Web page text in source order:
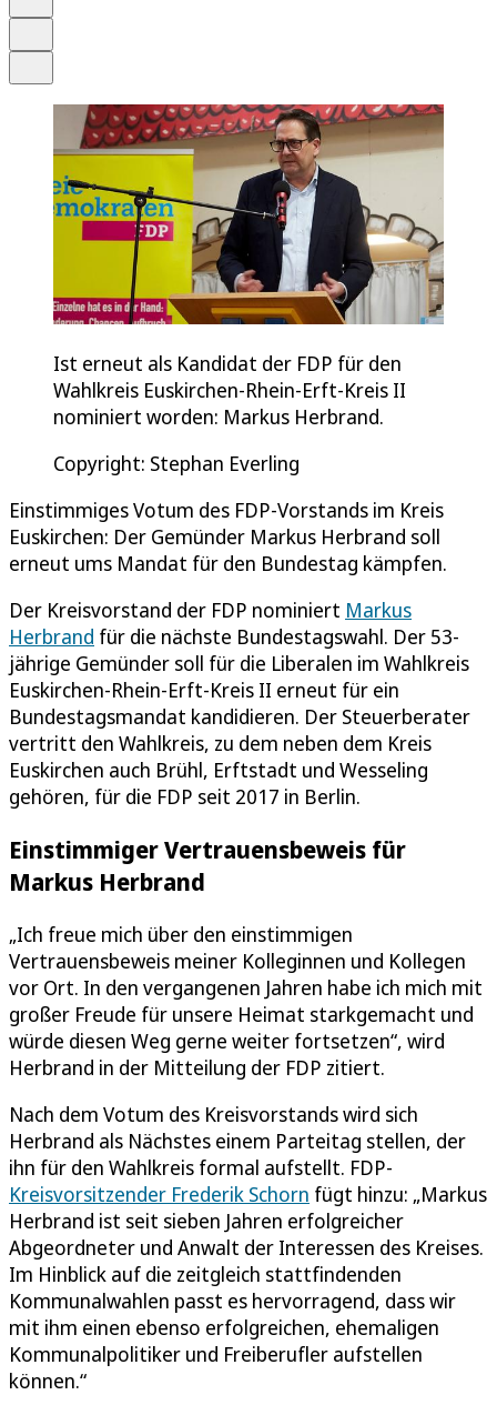
Ist erneut als Kandidat der FDP für den
Wahlkreis Euskirchen-Rhein-Erft-Kreis II
nominiert worden: Markus Herbrand.
Copyright: Stephan Everling
Einstimmiges Votum des FDP-Vorstands im Kreis
Euskirchen: Der Gemünder Markus Herbrand soll
erneut ums Mandat für den Bundestag kämpfen.
Der Kreisvorstand der FDP nominiert Markus
Herbrand für die nächste Bundestagswahl. Der 53-
jährige Gemünder soll für die Liberalen im Wahlkreis
Euskirchen-Rhein-Erft-Kreis II erneut für ein
Bundestagsmandat kandidieren. Der Steuerberater
vertritt den Wahlkreis, zu dem neben dem Kreis
Euskirchen auch Brühl, Erftstadt und Wesseling
gehören, für die FDP seit 2017 in Berlin.
Einstimmiger Vertrauensbeweis für
Markus Herbrand
„Ich freue mich über den einstimmigen
Vertrauensbeweis meiner Kolleginnen und Kollegen
vor Ort. In den vergangenen Jahren habe ich mich mit
großer Freude für unsere Heimat starkgemacht und
würde diesen Weg gerne weiter fortsetzen“, wird
Herbrand in der Mitteilung der FDP zitiert.
Nach dem Votum des Kreisvorstands wird sich
Herbrand als Nächstes einem Parteitag stellen, der
ihn für den Wahlkreis formal aufstellt. FDP-
Kreisvorsitzender Frederik Schorn fügt hinzu: „Markus
Herbrand ist seit sieben Jahren erfolgreicher
Abgeordneter und Anwalt der Interessen des Kreises.
Im Hinblick auf die zeitgleich stattfindenden
Kommunalwahlen passt es hervorragend, dass wir
mit ihm einen ebenso erfolgreichen, ehemaligen
Kommunalpolitiker und Freiberufler aufstellen
können.“